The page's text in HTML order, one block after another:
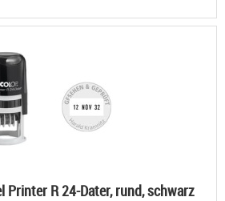
Printer R 24-Dater, rund, schwarz